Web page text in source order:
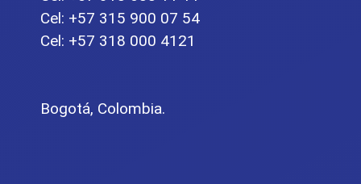
Cel: +57 315 900 07 54
Cel: +57 318 000 4121
Bogotá, Colombia.